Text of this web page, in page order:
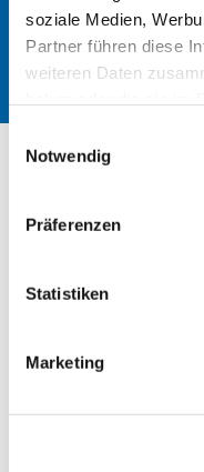
soziale Medien,
Partner führen diese
weiteren Daten
Notwendig
Präferenzen
Statistiken
Marketing
Behandlung.